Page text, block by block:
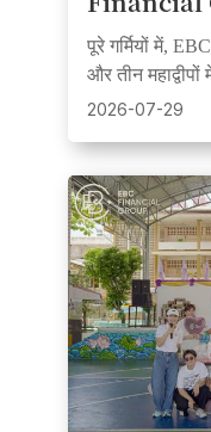
की फुटबॉल
समापन किया
पूरे गर्मियों में,
और तीन
ग्राहकों,
2026-07-29